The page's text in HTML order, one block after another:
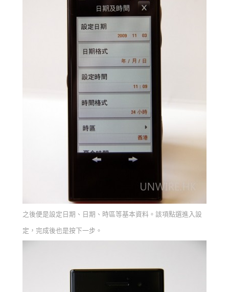
之後便是設定日期、日期、時區等基本資料。該項點選進入設
定，完成後也是按下一步。